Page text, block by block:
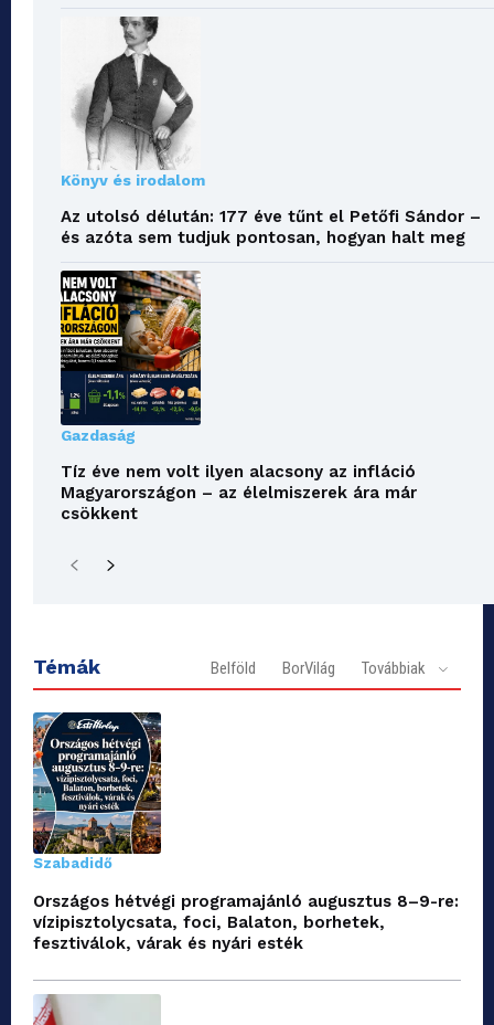
Könyv és irodalom
Az utolsó délután: 177 éve tűnt el Petőfi Sándor –
és azóta sem tudjuk pontosan, hogyan halt meg
Gazdaság
Tíz éve nem volt ilyen alacsony az infláció
Magyarországon – az élelmiszerek ára már
csökkent
Témák Belföld BorVilág Továbbiak
Szabadidő
Országos hétvégi programajánló augusztus 8–9-re:
vízipisztolycsata, foci, Balaton, borhetek,
fesztiválok, várak és nyári esték